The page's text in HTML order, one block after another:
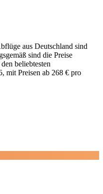
aus Deutschland sind
sind die Preise
beliebtesten
mit Preisen ab 268 € pro